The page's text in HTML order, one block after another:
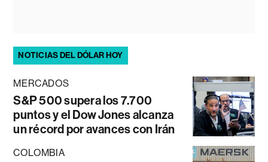
NOTICIAS DEL DÓLAR HOY
MERCADOS
S&P 500 supera los 7.700
puntos y el Dow Jones alcanza
un récord por avances con Irán
COLOMBIA